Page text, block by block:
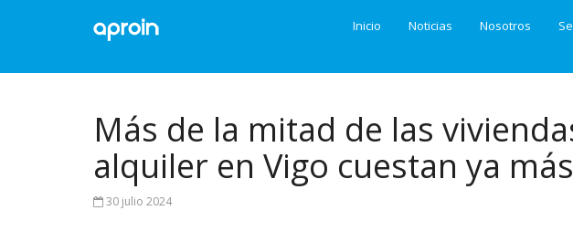
Inicio Noticias Nosotros
Más de la mitad de las
alquiler en Vigo cuestan ya
30 julio 2024